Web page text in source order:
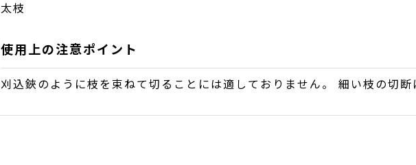
太枝
使用上の注意ポイント
刈込鋏のように枝を束ねて切ることには適しておりません。 細い枝の切断